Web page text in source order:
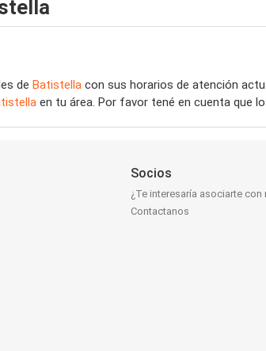
de Batistella con sus horarios de atención
en tu área. Por favor tené en cuenta que
Socios
¿Te interesaría asociarte
Contactanos